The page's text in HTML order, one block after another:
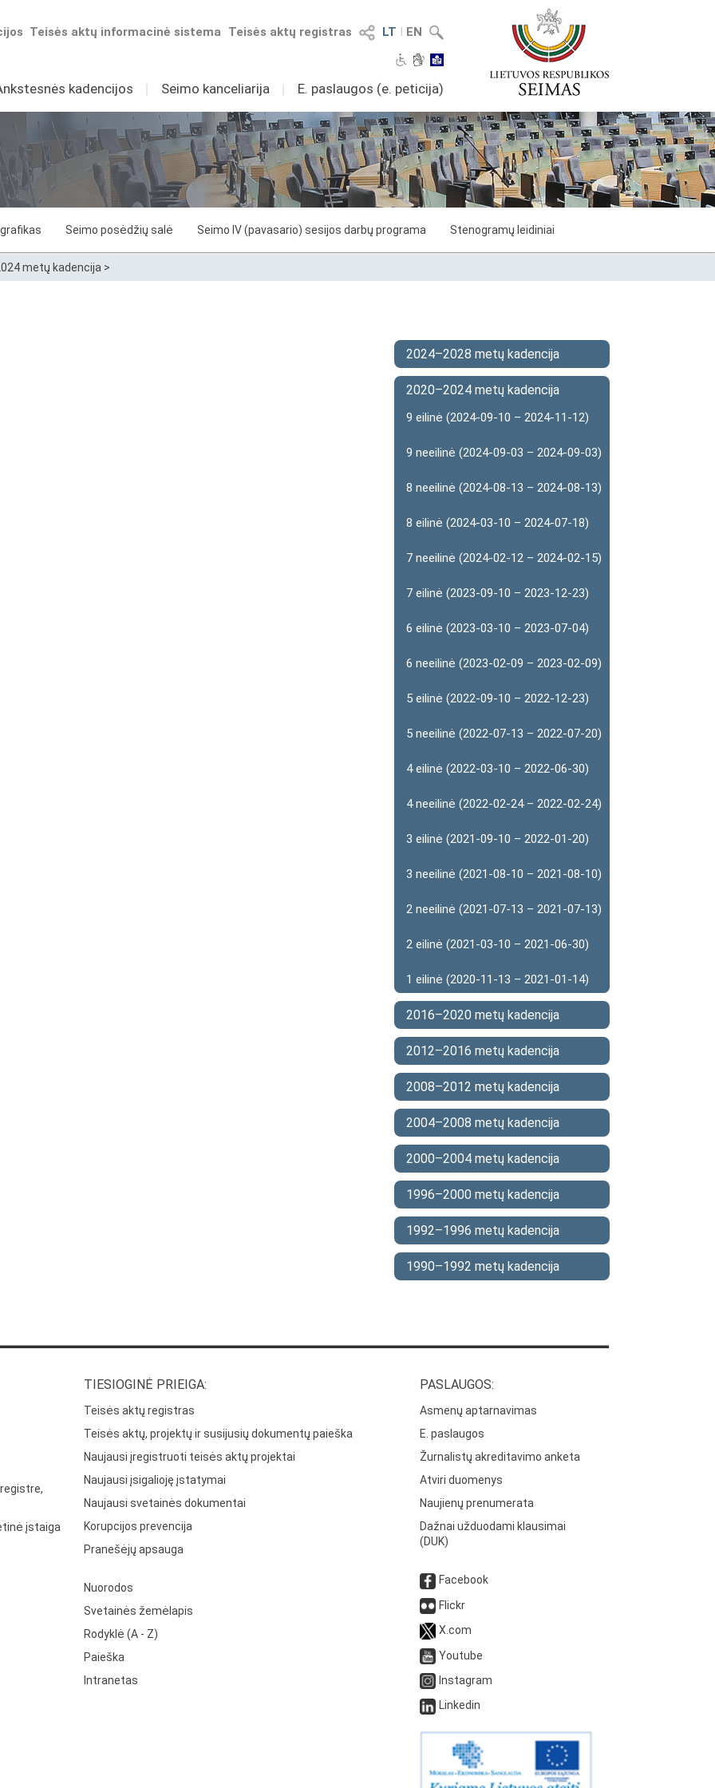
LT I EN
Teisės aktų registras
Teisės aktų informacinė sistema
kadencijos I Seimo kanceliarija I E. paslaugos (e. peticija)
grafikas Seimo posėdžių salė Seimo IV (pavasario) sesijos darbų programa Stenogramų leidiniai
metų kadencija >
2024–2028 metų kadencija
2020–2024 metų kadencija
9 eilinė (2024-09-10 – 2024-11-12)
9 neeilinė (2024-09-03 – 2024-09-03)
8 neeilinė (2024-08-13 – 2024-08-13)
8 eilinė (2024-03-10 – 2024-07-18)
7 neeilinė (2024-02-12 – 2024-02-15)
7 eilinė (2023-09-10 – 2023-12-23)
6 eilinė (2023-03-10 – 2023-07-04)
6 neeilinė (2023-02-09 – 2023-02-09)
5 eilinė (2022-09-10 – 2022-12-23)
5 neeilinė (2022-07-13 – 2022-07-20)
4 eilinė (2022-03-10 – 2022-06-30)
4 neeilinė (2022-02-24 – 2022-02-24)
3 eilinė (2021-09-10 – 2022-01-20)
3 neeilinė (2021-08-10 – 2021-08-10)
2 neeilinė (2021-07-13 – 2021-07-13)
2 eilinė (2021-03-10 – 2021-06-30)
1 eilinė (2020-11-13 – 2021-01-14)
2016–2020 metų kadencija
2012–2016 metų kadencija
2008–2012 metų kadencija
2004–2008 metų kadencija
2000–2004 metų kadencija
1996–2000 metų kadencija
1992–1996 metų kadencija
1990–1992 metų kadencija
įstaiga
TIESIOGINĖ PRIEIGA:
Teisės aktų registras
Teisės aktų, projektų ir susijusių dokumentų paieška
Naujausi įregistruoti teisės aktų projektai
Naujausi įsigalioję įstatymai
Naujausi svetainės dokumentai
Korupcijos prevencija
Pranešėjų apsauga
Nuorodos
Svetainės žemėlapis
Rodyklė (A - Z)
Paieška
Intranetas
PASLAUGOS:
Asmenų aptarnavimas
E. paslaugos
Žurnalistų akreditavimo anketa
Atviri duomenys
Naujienų prenumerata
Dažnai užduodami klausimai
(DUK)
Facebook
Flickr
X.com
Youtube
Instagram
Linkedin